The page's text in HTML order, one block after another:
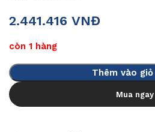
2.441.416 VNĐ
còn 1 hàng
Thêm vào giỏ
Mua ngay